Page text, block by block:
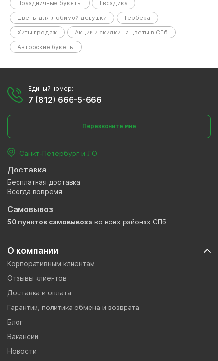
Праздничные букеты
Гвоздика
Цветы для любимой девушки
Гербера
Хиты продаж
Акции и скидки на цветы в СПб
Авторские букеты
О компании
Корпоративным клиентам
Отзывы клиентов
Доставка и оплата
Гарантии, политика обмена и возврата
Блог
Вакансии
Новости
Единый номер:
7 (812) 666-5-666
Перезвоните мне
Санкт-Петербург и ЛО
Доставка
Бесплатная доставка
Всегда вовремя
Самовывоз
50 пунктов самовывоза во всех районах СПб